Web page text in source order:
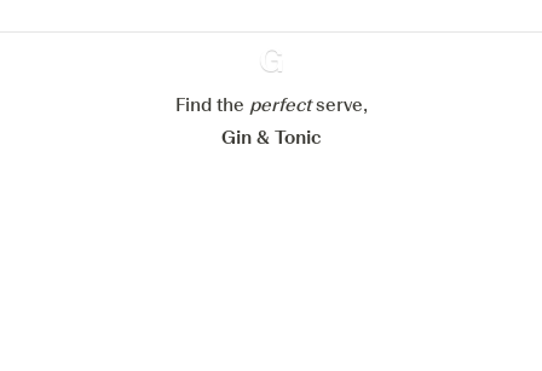
Ginventory
Find the perfectserve,
Gin & Tonic
Paramétrer mes cookies
Refuser tout Accepter tout